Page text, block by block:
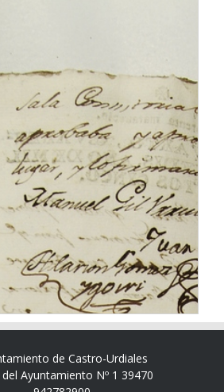
de Castro-Urdiales
del Ayuntamiento Nº 1 39470